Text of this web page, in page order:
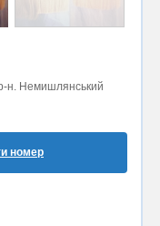
н. Немишлянський
номер